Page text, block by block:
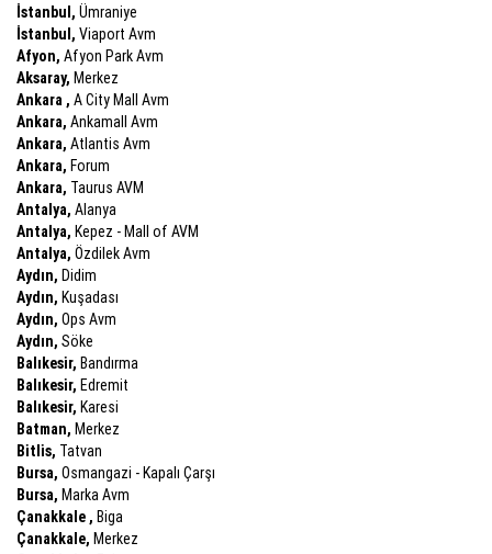
İstanbul, Ümraniye
İstanbul, Viaport Avm
Afyon, Afyon Park Avm
Aksaray, Merkez
Ankara , A City Mall Avm
Ankara, Ankamall Avm
Ankara, Atlantis Avm
Ankara, Forum
Ankara, Taurus AVM
Antalya, Alanya
Antalya, Kepez - Mall of AVM
Antalya, Özdilek Avm
Aydın, Didim
Aydın, Kuşadası
Aydın, Ops Avm
Aydın, Söke
Balıkesir, Bandırma
Balıkesir, Edremit
Balıkesir, Karesi
Batman, Merkez
Bitlis, Tatvan
Bursa, Osmangazi - Kapalı Çarşı
Bursa, Marka Avm
Çanakkale , Biga
Çanakkale, Merkez